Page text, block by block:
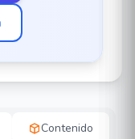
Contenido